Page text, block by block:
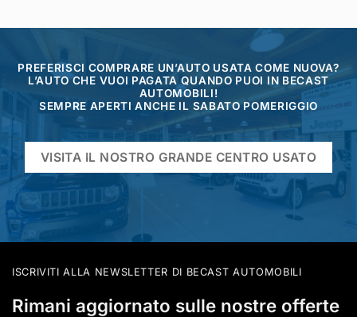
PREFERISCI COMPRARE UN’AUTO USATA COME NUOVA?
L’AUTO CHE VUOI PAGATA QUANDO PUOI IN BECAST
AUTOMOBILI!
SEMPRE APERTI ANCHE IL SABATO POMERIGGIO
VISITA IL NOSTRO GRANDE CENTRO USATO
ISCRIVITI ALLA NEWSLETTER DI BECAST AUTOMOBILI
Rimani aggiornato sulle nostre offerte